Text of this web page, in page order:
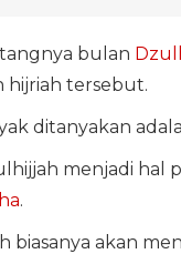
bulan
hijriah tersebut.
ditanyakan
menjadi hal
.
biasanya akan